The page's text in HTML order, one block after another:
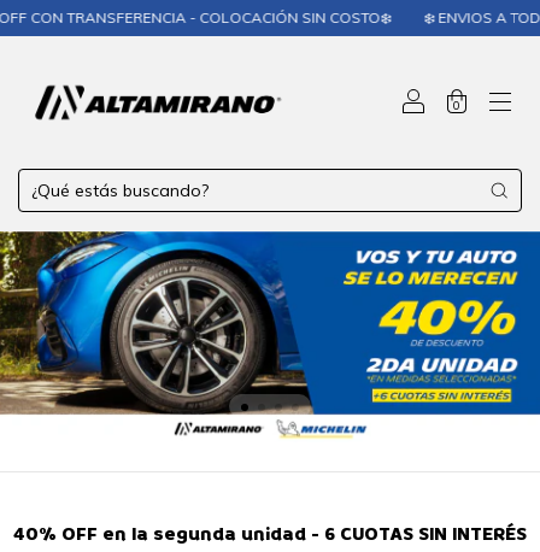
- COLOCACIÓN SIN COSTO❄️ ❄️ ENVIOS A TODO EL PAÍS❄️
0
40% OFF en la segunda unidad - 6 CUOTAS SIN INTERÉS